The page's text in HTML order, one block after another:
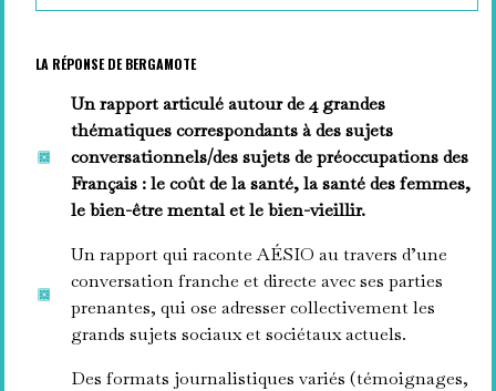
LA RÉPONSE DE BERGAMOTE
Un rapport articulé autour de 4 grandes
thématiques correspondants à des sujets
conversationnels/des sujets de préoccupations des
Français : le coût de la santé, la santé des femmes,
le bien-être mental et le bien-vieillir.
Un rapport qui raconte AÉSIO au travers d’une
conversation franche et directe avec ses parties
prenantes, qui ose adresser collectivement les
grands sujets sociaux et sociétaux actuels.
Des formats journalistiques variés (témoignages,